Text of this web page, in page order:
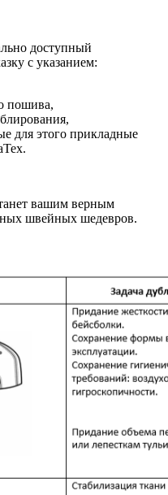
доступный
с указанием:
пошива,
для этого прикладные
вашим верным
швейных шедевров.